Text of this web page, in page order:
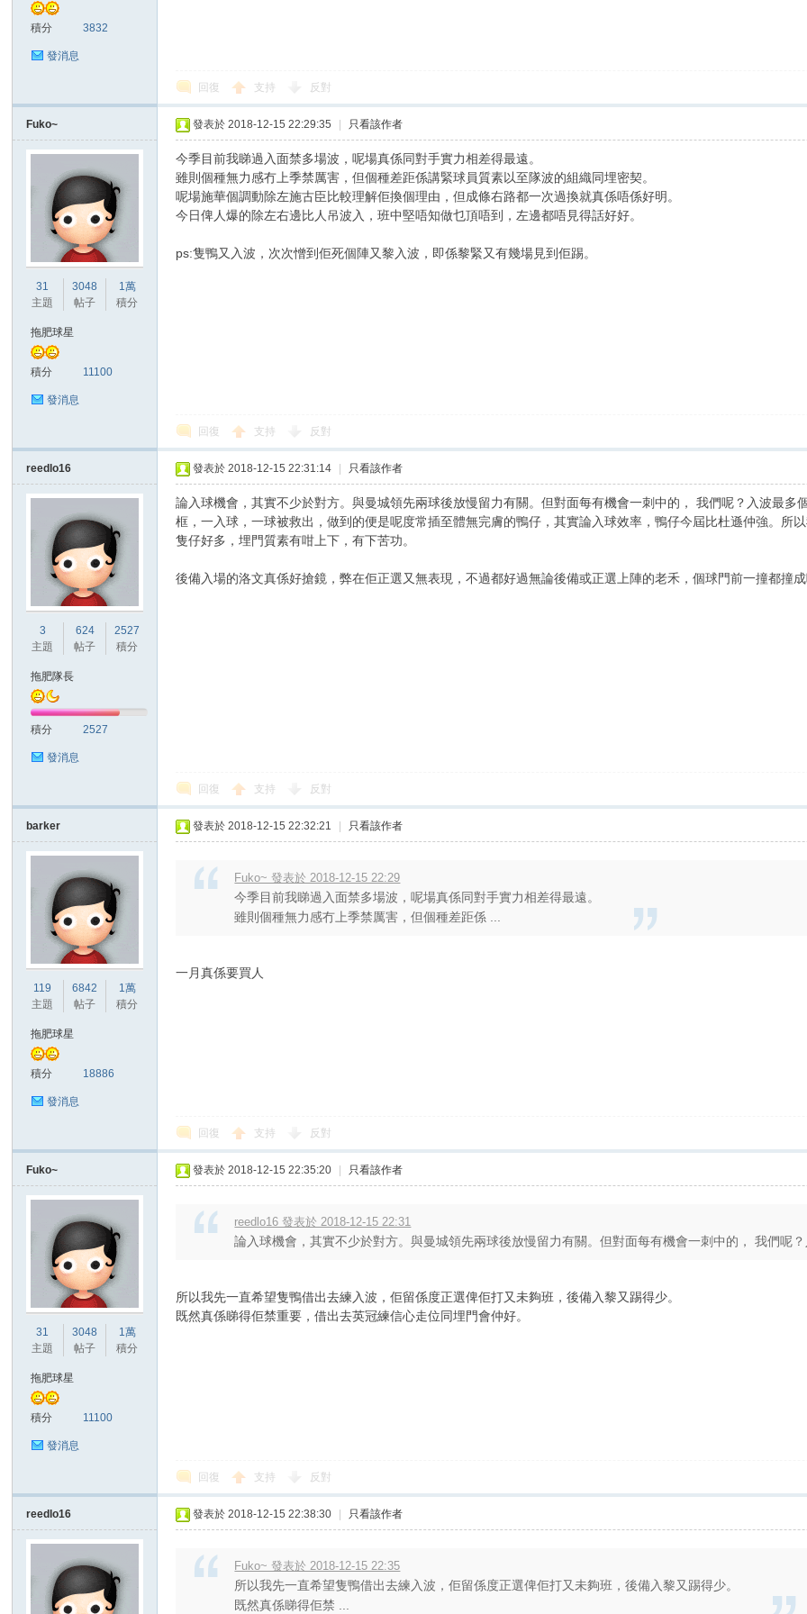
討
積分 3832
發消息
回復 支持 反對
Fuko~
31
主題
3048
帖子
1萬
積分
拖肥球星
積分 11100
發消息
發表於 2018-12-15 22:29:35 只看該作者
今季目前我睇過入面禁多場波，呢場真係同對手實力相差得最遠。
雖則個種無力感冇上季禁厲害，但個種差距係講緊球員質素以至隊波的組織同埋密契。
呢場施華個調動除左施古臣比較理解佢換個理由，但成條右路都一次過換就真係唔係好明。
今日俾人爆的除左右邊比人吊波入，班中堅唔知做乜頂唔到，左邊都唔見得話好好。
ps:隻鴨又入波，次次憎到佢死個陣又黎入波，即係黎緊又有幾場見到佢踢。
回復 支持 反對
reedlo16
3
主題
624
帖子
2527
積分
拖肥隊長
積分 2527
發消息
發表於 2018-12-15 22:31:14 只看該作者
論入球機會，其實不少於對方。與曼城領先兩球後放慢留力有關。但對面每有機會一刺中的， 我們呢？入波最
框，一入球，一球被救出，做到的便是呢度常插至體無完膚的鴨仔，其實論入球效率，鴨仔今屆比杜遜仲強。所
隻仔好多，埋門質素有咁上下，有下苦功。
後備入場的洛文真係好搶鏡，弊在佢正選又無表現，不過都好過無論後備或正選上陣的老禾，個球門前一撞都撞
回復 支持 反對
barker
119
主題
6842
帖子
1萬
積分
拖肥球星
積分 18886
發消息
發表於 2018-12-15 22:32:21 只看該作者
Fuko~ 發表於 2018-12-15 22:29
今季目前我睇過入面禁多場波，呢場真係同對手實力相差得最遠。
雖則個種無力感冇上季禁厲害，但個種差距係 ...
一月真係要買人
回復 支持 反對
Fuko~
31
主題
3048
帖子
1萬
積分
拖肥球星
積分 11100
發消息
發表於 2018-12-15 22:35:20 只看該作者
reedlo16 發表於 2018-12-15 22:31
論入球機會，其實不少於對方。與曼城領先兩球後放慢留力有關。但對面每有機會一刺中的， 我們呢？
所以我先一直希望隻鴨借出去練入波，佢留係度正選俾佢打又未夠班，後備入黎又踢得少。
既然真係睇得佢禁重要，借出去英冠練信心走位同埋門會仲好。
回復 支持 反對
reedlo16 發表於 2018-12-15 22:38:30 只看該作者
Fuko~ 發表於 2018-12-15 22:35
所以我先一直希望隻鴨借出去練入波，佢留係度正選俾佢打又未夠班，後備入黎又踢得少。
既然真係睇得佢禁 ...